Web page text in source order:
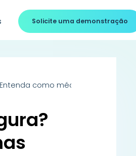
Solicite uma demonstração
como médicos e sistemas